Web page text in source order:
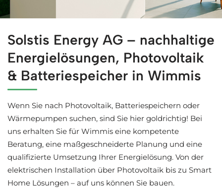
Solstis Energy AG – nachhaltige
Energielösungen, Photovoltaik
& Batteriespeicher in Wimmis
Wenn Sie nach Photovoltaik, Batteriespeichern oder
Wärmepumpen suchen, sind Sie hier goldrichtig! Bei
uns erhalten Sie für Wimmis eine kompetente
Beratung, eine maßgeschneiderte Planung und eine
qualifizierte Umsetzung Ihrer Energielösung. Von der
elektrischen Installation über Photovoltaik bis zu Smart
Home Lösungen – auf uns können Sie bauen.